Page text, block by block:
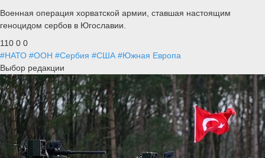
Военная операция хорватской армии, ставшая настоящим
геноцидом сербов в Югославии.
110 0 0
#НАТО #ООН #Сербия #США #Южная Европа
Выбор редакции